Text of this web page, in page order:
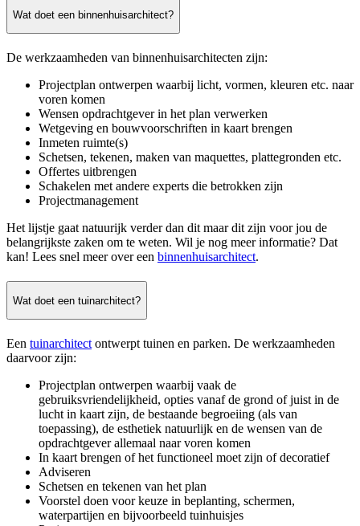
Wat doet een binnenhuisarchitect?
De werkzaamheden van binnenhuisarchitecten zijn:
Projectplan ontwerpen waarbij licht, vormen, kleuren etc. naar
voren komen
Wensen opdrachtgever in het plan verwerken
Wetgeving en bouwvoorschriften in kaart brengen
Inmeten ruimte(s)
Schetsen, tekenen, maken van maquettes, plattegronden etc.
Offertes uitbrengen
Schakelen met andere experts die betrokken zijn
Projectmanagement
Het lijstje gaat natuurijk verder dan dit maar dit zijn voor jou de
belangrijkste zaken om te weten. Wil je nog meer informatie? Dat
kan! Lees snel meer over een binnenhuisarchitect.
Wat doet een tuinarchitect?
Een tuinarchitect ontwerpt tuinen en parken. De werkzaamheden
daarvoor zijn:
Projectplan ontwerpen waarbij vaak de
gebruiksvriendelijkheid, opties vanaf de grond of juist in de
lucht in kaart zijn, de bestaande begroeiing (als van
toepassing), de esthetiek natuurlijk en de wensen van de
opdrachtgever allemaal naar voren komen
In kaart brengen of het functioneel moet zijn of decoratief
Adviseren
Schetsen en tekenen van het plan
Voorstel doen voor keuze in beplanting, schermen,
waterpartijen en bijvoorbeeld tuinhuisjes